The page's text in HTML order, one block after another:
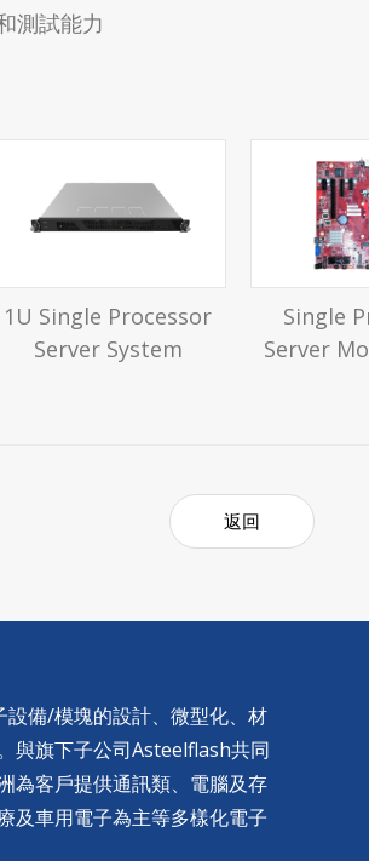
測試能力
1U Single Processor
Server System
Single
Server
返回
備/模塊的設計、微型化、材
與旗下子公司Asteelflash共同
為客戶提供通訊類、電腦及存
及車用電子為主等多樣化電子